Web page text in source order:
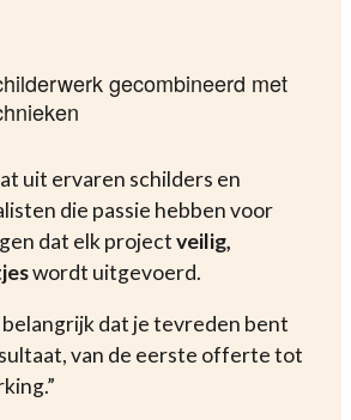
gecombineerd met
uit ervaren schilders en
die passie hebben voor
dat elk projectveilig,
wordt uitgevoerd.
dat je tevreden bent
van de eerste offerte tot